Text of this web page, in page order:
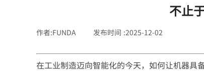
不止
作者:FUNDA 发布时间 :2025-12-02
在工业制造迈向智能化的今天，如何让机器